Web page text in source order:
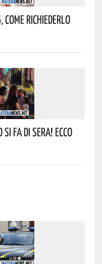
Come Richiederlo
Fa Di Sera! Ecco